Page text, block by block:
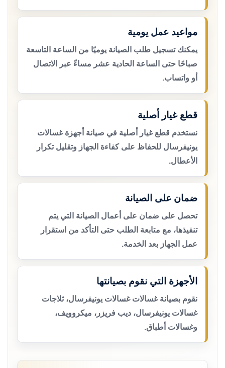
مواعيد عمل يومية
يمكنك تسجيل طلب الصيانة يوميًا من الساعة التاسعة
صباحًا حتى الساعة الحادية عشر مساءً عبر الاتصال
أو واتساب.
قطع غيار أصلية
نستخدم قطع غيار أصلية في صيانة أجهزة غسالات
يونيفرسال للحفاظ على كفاءة الجهاز وتقليل تكرار
الأعطال.
ضمان على الصيانة
تحصل على ضمان على أعمال الصيانة التي يتم
تنفيذها، مع متابعة الطلب حتى التأكد من استقرار
عمل الجهاز بعد الخدمة.
الأجهزة التي نقوم بصيانتها
نقوم بصيانة غسالات غسالات يونيفرسال، ثلاجات
غسالات يونيفرسال، ديب فريزر، ميكروويف،
وغسالات أطباق.